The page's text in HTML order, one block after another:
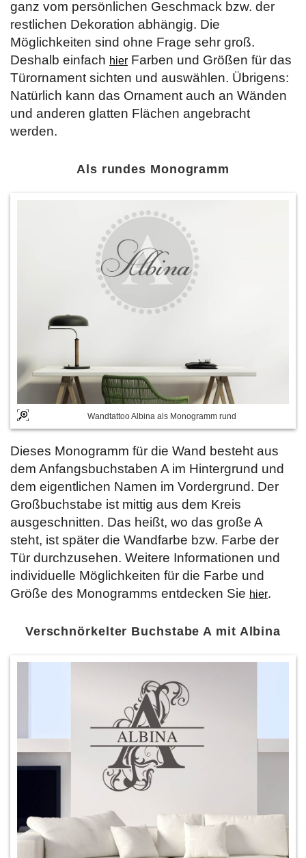
ganz vom persönlichen Geschmack bzw. der
restlichen Dekoration abhängig. Die
Möglichkeiten sind ohne Frage sehr groß.
Deshalb einfach hier Farben und Größen für das
Türornament sichten und auswählen. Übrigens:
Natürlich kann das Ornament auch an Wänden
und anderen glatten Flächen angebracht
werden.
Als rundes Monogramm
Wandtattoo Albina als Monogramm rund
Dieses Monogramm für die Wand besteht aus
dem Anfangsbuchstaben A im Hintergrund und
dem eigentlichen Namen im Vordergrund. Der
Großbuchstabe ist mittig aus dem Kreis
ausgeschnitten. Das heißt, wo das große A
steht, ist später die Wandfarbe bzw. Farbe der
Tür durchzusehen. Weitere Informationen und
individuelle Möglichkeiten für die Farbe und
Größe des Monogramms entdecken Sie hier.
Verschnörkelter Buchstabe A mit Albina